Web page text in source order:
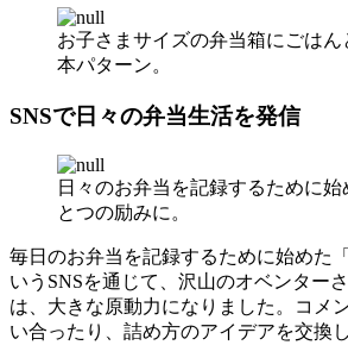
お子さまサイズの弁当箱にごはん
本パターン。
SNSで日々の弁当生活を発信
日々のお弁当を記録するために
とつの励みに。
毎日のお弁当を記録するために始めた
いうSNSを通じて、沢山のオベンター
は、大きな原動力になりました。コメ
い合ったり、詰め方のアイデアを交換し